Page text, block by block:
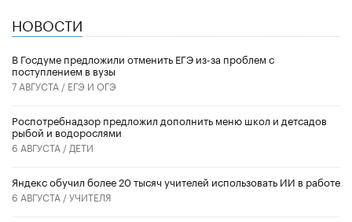
НОВОСТИ
В Госдуме предложили отменить ЕГЭ из-за проблем с
поступлением в вузы
7 АВГУСТА / ЕГЭ И ОГЭ
Роспотребнадзор предложил дополнить меню школ и детсадов
рыбой и водорослями
6 АВГУСТА / ДЕТИ
​Яндекс обучил более 20 тысяч учителей использовать ИИ в работе
6 АВГУСТА /УЧИТЕЛЯ